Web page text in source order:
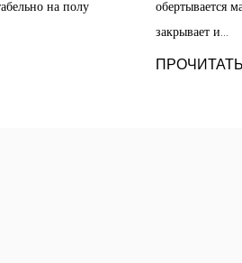
больше, чем просто
решение:
Матрасная